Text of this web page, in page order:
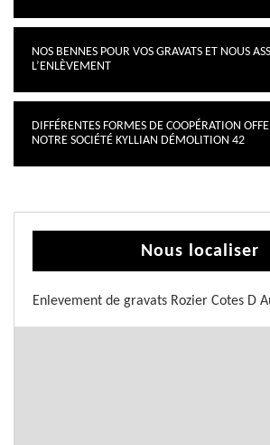
NOS BENNES POUR VOS GRAVATS ET NOUS
L’ENLÈVEMENT
DIFFÉRENTES FORMES DE COOPÉRATION
NOTRE SOCIÉTÉ KYLLIAN DÉMOLITION 42
Nous localiser
Enlevement de gravats Rozier Cotes D